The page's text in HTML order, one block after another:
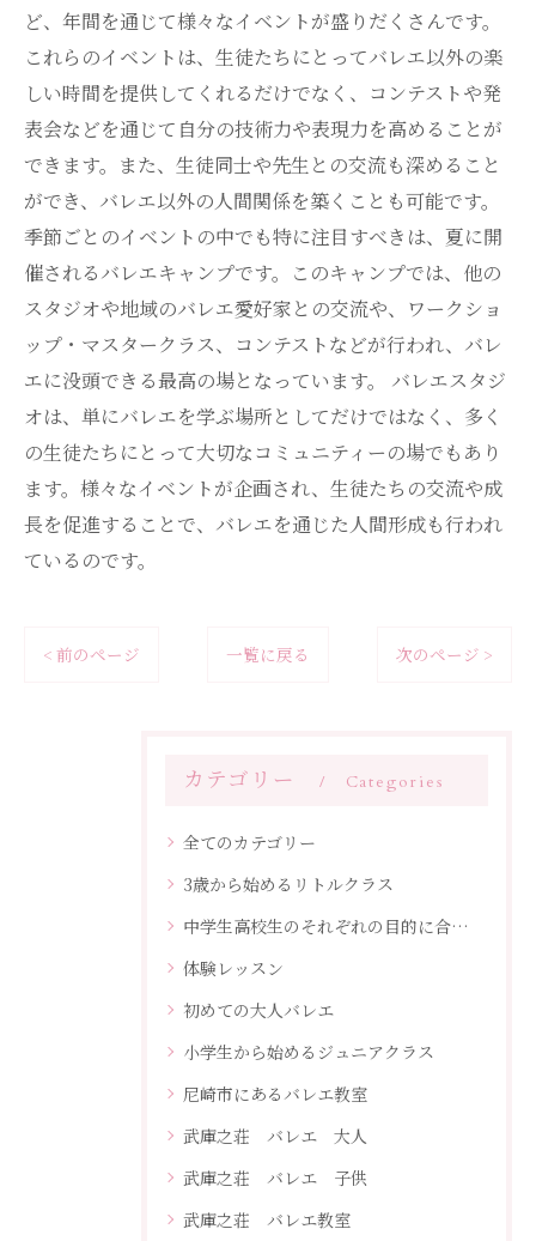
ど、年間を通じて様々なイベントが盛りだくさんです。
これらのイベントは、生徒たちにとってバレエ以外の楽
しい時間を提供してくれるだけでなく、コンテストや発
表会などを通じて自分の技術力や表現力を高めることが
できます。また、生徒同士や先生との交流も深めること
ができ、バレエ以外の人間関係を築くことも可能です。
季節ごとのイベントの中でも特に注目すべきは、夏に開
催されるバレエキャンプです。このキャンプでは、他の
スタジオや地域のバレエ愛好家との交流や、ワークショ
ップ・マスタークラス、コンテストなどが行われ、バレ
エに没頭できる最高の場となっています。 バレエスタジ
オは、単にバレエを学ぶ場所としてだけではなく、多く
の生徒たちにとって大切なコミュニティーの場でもあり
ます。様々なイベントが企画され、生徒たちの交流や成
長を促進することで、バレエを通じた人間形成も行われ
ているのです。
< 前のページ 一覧に戻る 次のページ >
カテゴリー Categories
全てのカテゴリー
3歳から始めるリトルクラス
中学生高校生のそれぞれの目的に合わせたレッスン
体験レッスン
初めての大人バレエ
小学生から始めるジュニアクラス
尼崎市にあるバレエ教室
武庫之荘 バレエ 大人
武庫之荘 バレエ 子供
武庫之荘 バレエ教室